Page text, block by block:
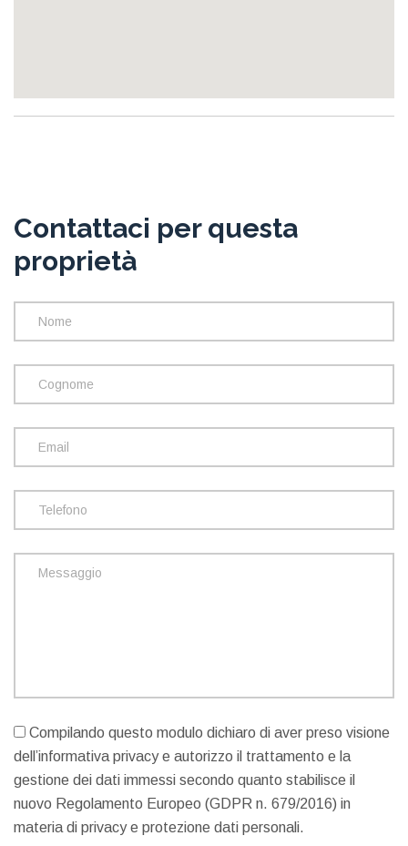
Contattaci per questa
proprietà
Compilando questo modulo dichiaro di aver preso visione
dell’informativa privacy e autorizzo il trattamento e la
gestione dei dati immessi secondo quanto stabilisce il
nuovo Regolamento Europeo (GDPR n. 679/2016) in
materia di privacy e protezione dati personali.